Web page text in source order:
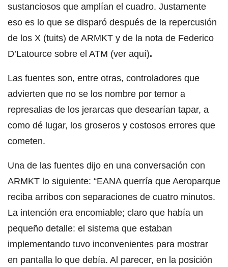
sustanciosos que amplían el cuadro. Justamente
eso es lo que se disparó después de la repercusión
de los X (tuits) de ARMKT y de la nota de Federico
D’Latource sobre el ATM (ver aquí).
Las fuentes son, entre otras, controladores que
advierten que no se los nombre por temor a
represalias de los jerarcas que desearían tapar, a
como dé lugar, los groseros y costosos errores que
cometen.
Una de las fuentes dijo en una conversación con
ARMKT lo siguiente: “EANA querría que Aeroparque
reciba arribos con separaciones de cuatro minutos.
La intención era encomiable; claro que había un
pequeño detalle: el sistema que estaban
implementando tuvo inconvenientes para mostrar
en pantalla lo que debía. Al parecer, en la posición